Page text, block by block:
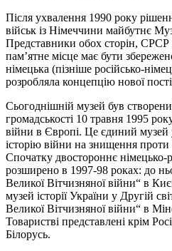
Після ухвалення 1990 року
військ із Німеччини майбутнє
Представники обох сторін,
пам’ятне місце має бути
німецька (пізніше російсько-
розробляла концепцію нової
Сьогоднішній музей був
громадськості 10 травня 1995
війни в Європі. Це єдиний музей
історію війни на знищення
Спочатку двостороннє німецько-
розширено в 1997-98 роках: до
Великої Вітчизняної війни“ в
музей історії України у Другій
Великої Вітчизняної війни“ в
Товаристві представлені крім
Білорусь.